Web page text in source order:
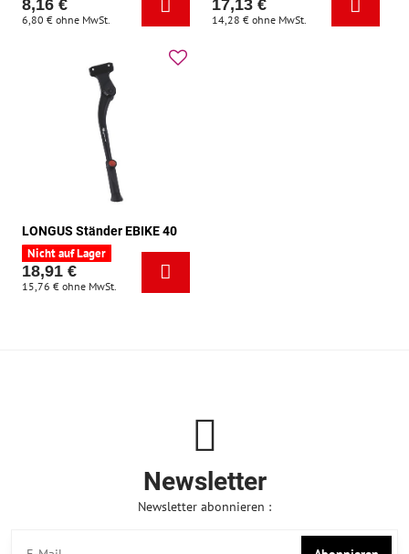
8,16 €
6,80 € ohne MwSt.
17,13 €
14,28 € ohne MwSt.
LONGUS Ständer EBIKE 40
Nicht auf Lager
18,91 €
15,76 € ohne MwSt.
Newsletter
Newsletter abonnieren :